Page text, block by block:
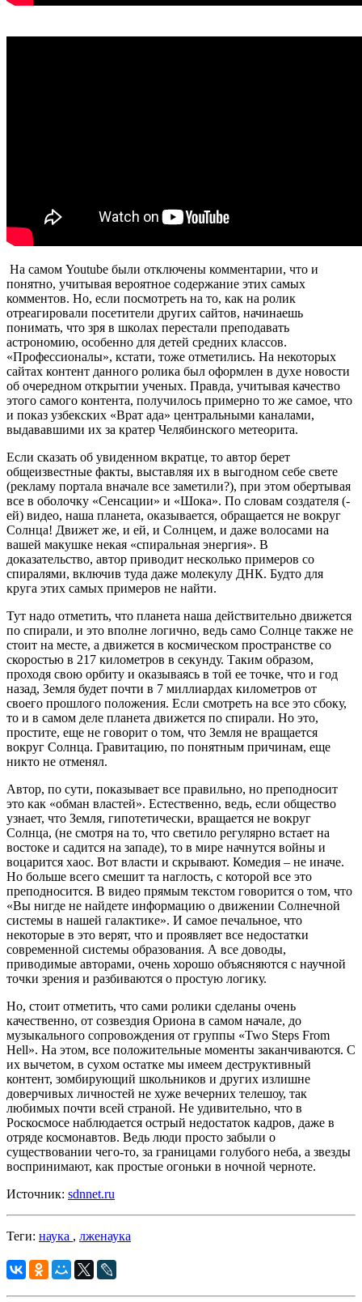
На самом Youtube были отключены комментарии, что и
понятно, учитывая вероятное содержание этих самых
комментов. Но, если посмотреть на то, как на ролик
отреагировали посетители других сайтов, начинаешь
понимать, что зря в школах перестали преподавать
астрономию, особенно для детей средних классов.
«Профессионалы», кстати, тоже отметились. На некоторых
сайтах контент данного ролика был оформлен в духе новости
об очередном открытии ученых. Правда, учитывая качество
этого самого контента, получилось примерно то же самое, что
и показ узбекских «Врат ада» центральными каналами,
выдававшими их за кратер Челябинского метеорита.
Если сказать об увиденном вкратце, то автор берет
общеизвестные факты, выставляя их в выгодном себе свете
(рекламу портала вначале все заметили?), при этом обертывая
все в оболочку «Сенсации» и «Шока». По словам создателя (-
ей) видео, наша планета, оказывается, обращается не вокруг
Солнца! Движет же, и ей, и Солнцем, и даже волосами на
вашей макушке некая «спиральная энергия». В
доказательство, автор приводит несколько примеров со
спиралями, включив туда даже молекулу ДНК. Будто для
круга этих самых примеров не найти.
Тут надо отметить, что планета наша действительно движется
по спирали, и это вполне логично, ведь само Солнце также не
стоит на месте, а движется в космическом пространстве со
скоростью в 217 километров в секунду. Таким образом,
проходя свою орбиту и оказываясь в той ее точке, что и год
назад, Земля будет почти в 7 миллиардах километров от
своего прошлого положения. Если смотреть на все это сбоку,
то и в самом деле планета движется по спирали. Но это,
простите, еще не говорит о том, что Земля не вращается
вокруг Солнца. Гравитацию, по понятным причинам, еще
никто не отменял.
Автор, по сути, показывает все правильно, но преподносит
это как «обман властей». Естественно, ведь, если общество
узнает, что Земля, гипотетически, вращается не вокруг
Солнца, (не смотря на то, что светило регулярно встает на
востоке и садится на западе), то в мире начнутся войны и
воцарится хаос. Вот власти и скрывают. Комедия – не иначе.
Но больше всего смешит та наглость, с которой все это
преподносится. В видео прямым текстом говорится о том, что
«Вы нигде не найдете информацию о движении Солнечной
системы в нашей галактике». И самое печальное, что
некоторые в это верят, что и проявляет все недостатки
современной системы образования. А все доводы,
приводимые авторами, очень хорошо объясняются с научной
точки зрения и разбиваются о простую логику.
Но, стоит отметить, что сами ролики сделаны очень
качественно, от созвездия Ориона в самом начале, до
музыкального сопровождения от группы «Two Steps From
Hell». На этом, все положительные моменты заканчиваются. С
их вычетом, в сухом остатке мы имеем деструктивный
контент, зомбирующий школьников и других излишне
доверчивых личностей не хуже вечерних телешоу, так
любимых почти всей страной. Не удивительно, что в
Роскосмосе наблюдается острый недостаток кадров, даже в
отряде космонавтов. Ведь люди просто забыли о
существовании чего-то, за границами голубого неба, а звезды
воспринимают, как простые огоньки в ночной черноте.
Источник: sdnnet.ru
Теги: наука , лженаука